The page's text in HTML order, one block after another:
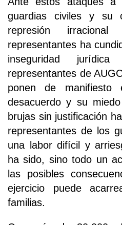
guardias civiles y su
represión
representantes ha
inseguridad
representantes de
ponen de
desacuerdo y su
brujas sin justificación
representantes de los
una labor difícil y
ha sido, sino todo un
las posibles
ejercicio puede
familias.